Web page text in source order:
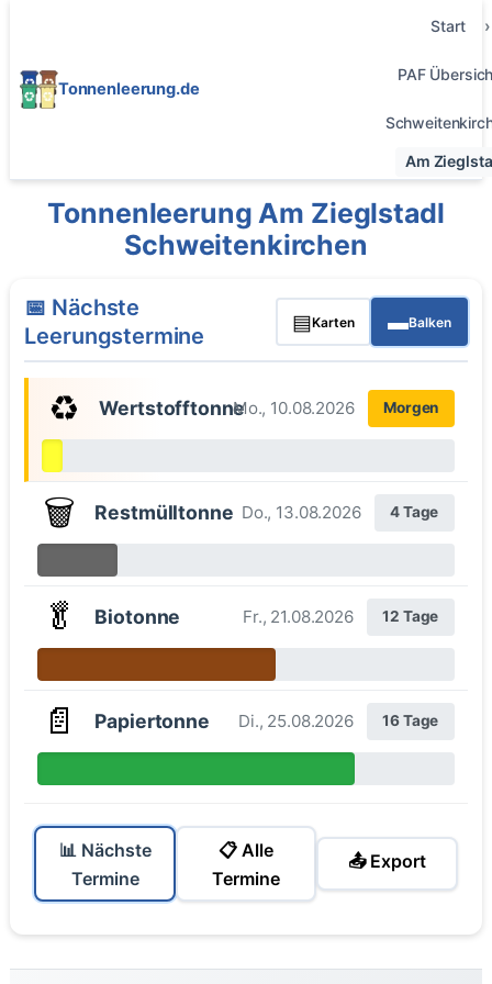
Tonnenleerung.de
Start
PAF
Am
Tonnenleerung Am Zieglstadl
Schweitenkirchen
📅 Nächste
Leerungstermine
▤Karten ▬Balken
♻️ WertstofftonneMo., 10.08.2026 Morgen
🗑️ Restmülltonne Do., 13.08.2026 4 Tage
🥬 Biotonne Fr., 21.08.2026 12 Tage
📄 Papiertonne Di., 25.08.2026 16 Tage
📊 Nächste
Termine
📋 Alle
Termine
📤 Export